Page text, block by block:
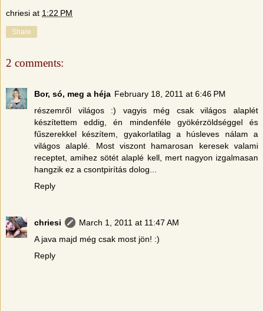
chriesi at 1:22 PM
Share
2 comments:
Bor, só, meg a héja February 18, 2011 at 6:46 PM
részemről világos :) vagyis még csak világos alaplét
készítettem eddig, én mindenféle gyökérzöldséggel és
fűszerekkel készítem, gyakorlatilag a húsleves nálam a
világos alaplé. Most viszont hamarosan keresek valami
receptet, amihez sötét alaplé kell, mert nagyon izgalmasan
hangzik ez a csontpirítás dolog...
Reply
chriesi
March 1, 2011 at 11:47 AM
A java majd még csak most jön! :)
Reply